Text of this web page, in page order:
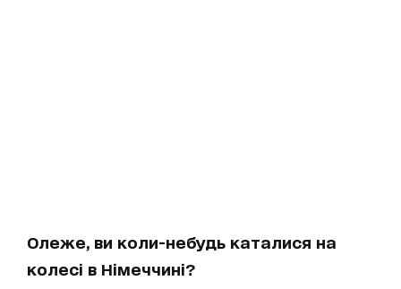
Олеже, ви коли-небудь каталися на
колесі в Німеччині?